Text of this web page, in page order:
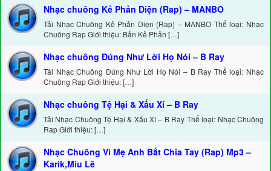
Nhạc chuông Kẻ Phản Diện (Rap) – MANBO
Tải Nhạc Chuông Kẻ Phản Diện (Rap) – MANBO Thể loại: Nhạc
Chuông Rap Giới thiệu: Bản Kẻ Phản […]
Nhạc chuông Đúng Như Lời Họ Nói – B Ray
Tải Nhạc Chuông Đúng Như Lời Họ Nói – B Ray Thể loại: Nhạc
Chuông Rap Giới thiệu: […]
Nhạc chuông Tệ Hại & Xấu Xí – B Ray
Tải Nhạc Chuông Tệ Hại & Xấu Xí – B Ray Thể loại: Nhạc Chuông
Rap Giới thiệu: […]
Nhạc Chuông Vì Mẹ Anh Bắt Chia Tay (Rap) Mp3 –
Karik,Miu Lê